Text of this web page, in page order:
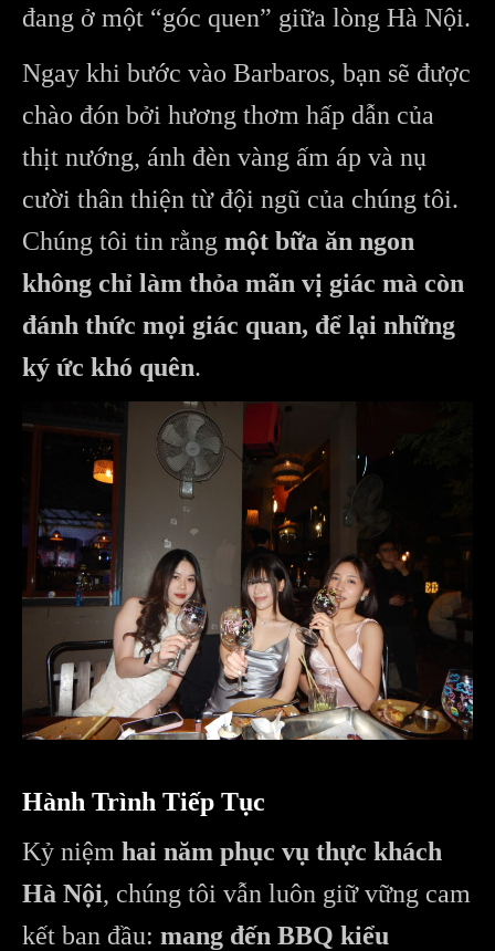
đang ở một “góc quen” giữa lòng Hà Nội.
Ngay khi bước vào Barbaros, bạn sẽ được
chào đón bởi hương thơm hấp dẫn của
thịt nướng, ánh đèn vàng ấm áp và nụ
cười thân thiện từ đội ngũ của chúng tôi.
Chúng tôi tin rằng một bữa ăn ngon
không chỉ làm thỏa mãn vị giác mà còn
đánh thức mọi giác quan, để lại những
ký ức khó quên.
Hành Trình Tiếp Tục
Kỷ niệm hai năm phục vụ thực khách
Hà Nội, chúng tôi vẫn luôn giữ vững cam
kết ban đầu: mang đến BBQ kiểu